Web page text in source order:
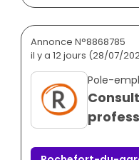
Annonce N°8868785
il y a 12 jours (28/07/
Pole-